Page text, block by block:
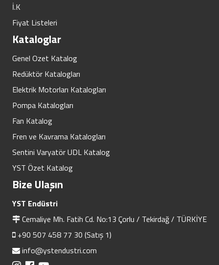
İ.K
Fiyat Listeleri
Kataloglar
Genel Ozet Katalog
Redüktör Katalogları
Elektrik Motorları Katalogları
Pompa Katalogları
Fan Katalog
Fren ve Kavrama Katalogları
Sentini Varyatör UDL Katalog
YST Özet Katalog
Bize Ulaşın
YST Endüstri
Cemaliye Mh. Fatih Cd. No:13 Çorlu / Tekirdağ / TÜRKİYE
+90 507 458 77 30 (Satış 1)
info@ystendustri.com